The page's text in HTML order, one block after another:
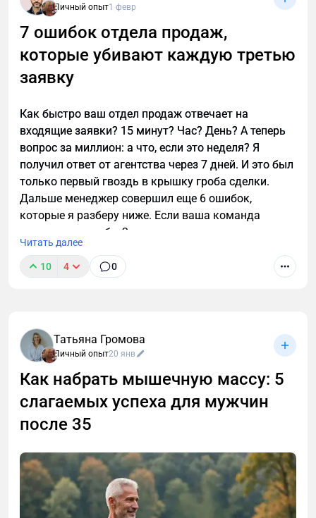
Личный опыт1 февр
7 ошибок отдела продаж,
которые убивают каждую третью
заявку
Как быстро ваш отдел продаж отвечает на
входящие заявки? 15 минут? Час? День? А теперь
вопрос за миллион: а что, если это неделя? Я
получил ответ от агентства через 7 дней. И это был
только первый гвоздь в крышку гроба сделки.
Дальше менеджер совершил еще 6 ошибок,
которые я разберу ниже. Если ваша команда
допускает хотя бы 2 из них — вы сливаете каждую
третью заявку.
Читать далее
10 4 0
Татьяна Громова
Личный опыт20 янв
Как набрать мышечную массу: 5
слагаемых успеха для мужчин
после 35